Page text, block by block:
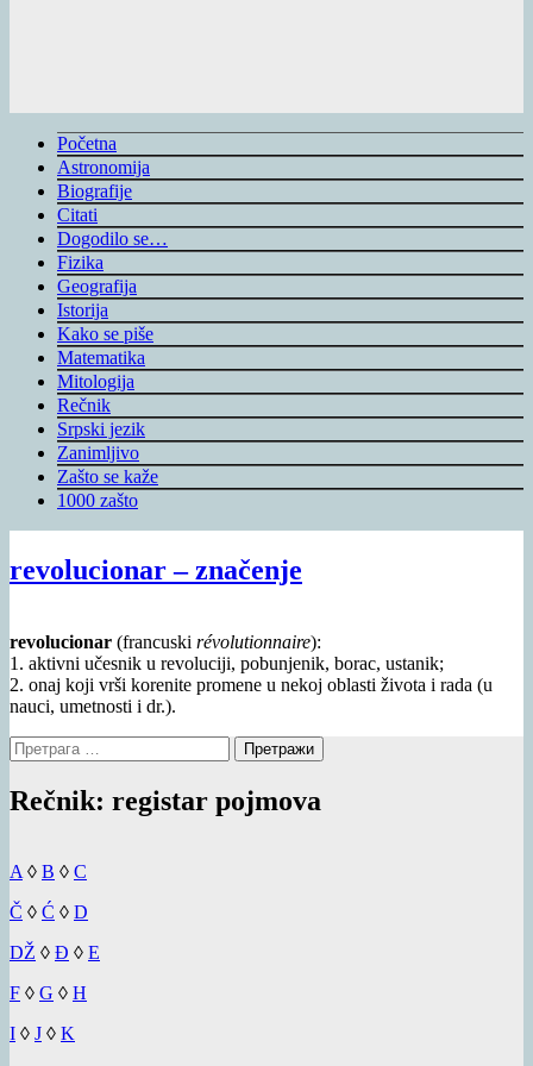
Početna
Astronomija
Biografije
Citati
Dogodilo se…
Fizika
Geografija
Istorija
Kako se piše
Matematika
Mitologija
Rečnik
Srpski jezik
Zanimljivo
Zašto se kaže
1000 zašto
revolucionar – značenje
revolucionar (francuski révolutionnaire):
1. aktivni učesnik u revoluciji, pobunjenik, borac, ustanik;
2. onaj koji vrši korenite promene u nekoj oblasti života i rada (u
nauci, umetnosti i dr.).
Претрага
за:
Rečnik: registar pojmova
A◊ B ◊ C
Č ◊ Ć ◊ D
DŽ ◊ Đ ◊ E
F ◊ G ◊ H
I ◊ J ◊ K